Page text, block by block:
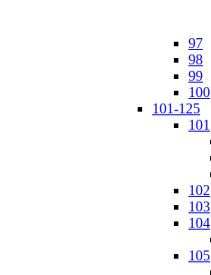
97
98
99
100
101-125
101
102
103
104
105